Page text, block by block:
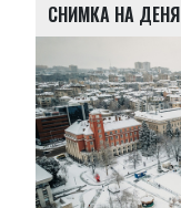
СНИМКА НА ДЕНЯ